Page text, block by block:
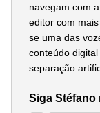
navegam com
editor com
se uma das
conteúdo
separação
Siga Stéfano